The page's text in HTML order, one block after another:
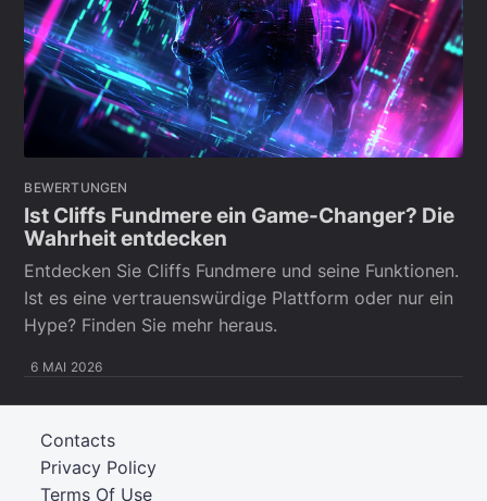
BEWERTUNGEN
Ist Cliffs Fundmere ein Game-Changer? Die
Wahrheit entdecken
Entdecken Sie Cliffs Fundmere und seine Funktionen.
Ist es eine vertrauenswürdige Plattform oder nur ein
Hype? Finden Sie mehr heraus.
6 MAI 2026
Terms Of Use
Privacy Policy
Contacts